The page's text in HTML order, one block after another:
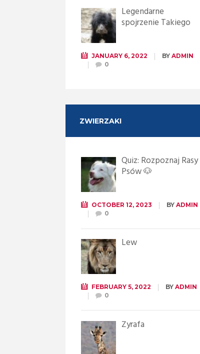
Legendarne
spojrzenie Takiego
JANUARY 6, 2022 BY ADMIN
0
ZWIERZAKI
Quiz: Rozpoznaj Rasy
Psów 🐶
OCTOBER 12, 2023 BY ADMIN
0
Lew
FEBRUARY 5, 2022 BY ADMIN
0
Żyrafa